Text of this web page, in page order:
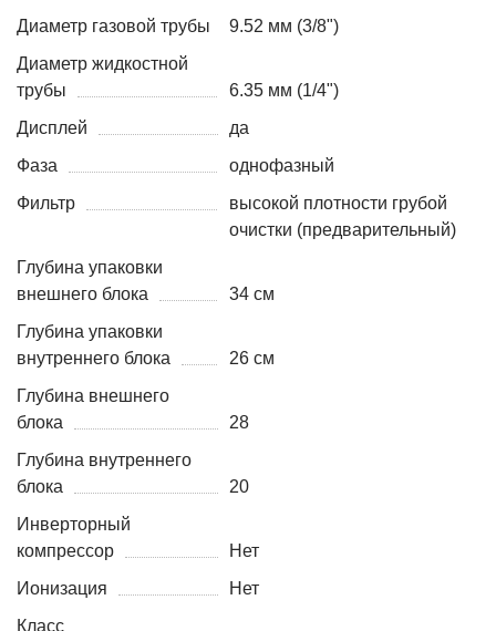
Диаметр газовой трубы
9.52 мм (3/8")
Диаметр жидкостной
трубы
6.35 мм (1/4")
Дисплей
да
Фаза
однофазный
Фильтр
высокой плотности грубой
очистки (предварительный)
Глубина упаковки
внешнего блока
34 см
Глубина упаковки
внутреннего блока
26 см
Глубина внешнего
блока
28
Глубина внутреннего
блока
20
Инверторный
компрессор
Нет
Ионизация
Нет
Класс